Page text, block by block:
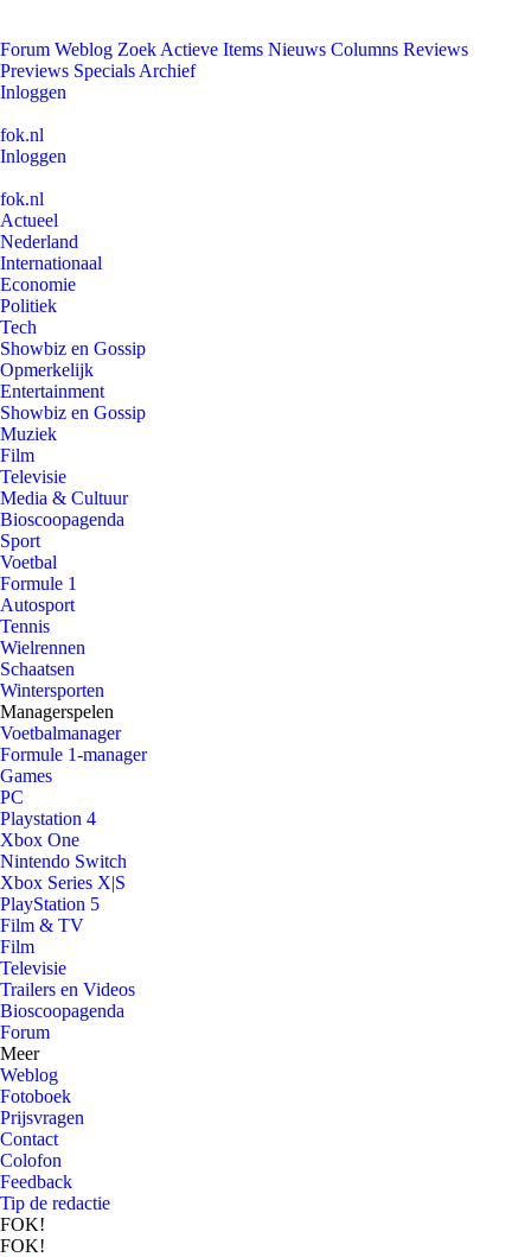
Forum Weblog Zoek Actieve Items Nieuws Columns Reviews
Previews Specials Archief
Inloggen
fok.nl
Inloggen
fok.nl
Actueel
Nederland
Internationaal
Economie
Politiek
Tech
Showbiz en Gossip
Opmerkelijk
Entertainment
Showbiz en Gossip
Muziek
Film
Televisie
Media & Cultuur
Bioscoopagenda
Sport
Voetbal
Formule 1
Autosport
Tennis
Wielrennen
Schaatsen
Wintersporten
Managerspelen
Voetbalmanager
Formule 1-manager
Games
PC
Playstation 4
Xbox One
Nintendo Switch
Xbox Series X|S
PlayStation 5
Film & TV
Film
Televisie
Trailers en Videos
Bioscoopagenda
Forum
Meer
Weblog
Fotoboek
Prijsvragen
Contact
Colofon
Feedback
Tip de redactie
FOK!
FOK!